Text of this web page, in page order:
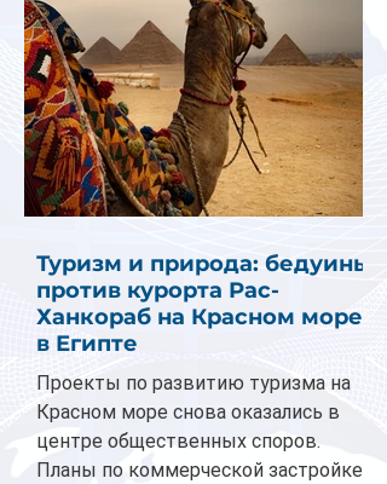
Туризм и природа: бедуины
против курорта Рас-
Ханкораб на Красном море
в Египте
Проекты по развитию туризма на
Красном море снова оказались в
центре общественных споров.
Планы по коммерческой застройке